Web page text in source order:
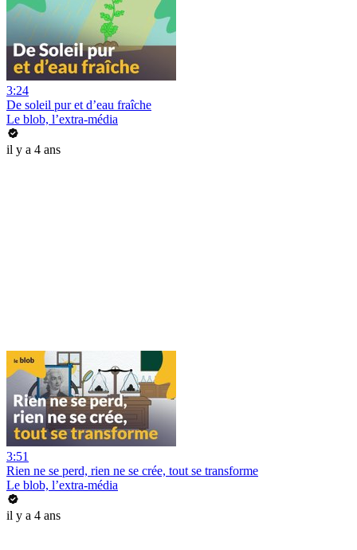
3:24
De soleil pur et d’eau fraîche
Le blob, l’extra-média
il y a 4 ans
3:51
Rien ne se perd, rien ne se crée, tout se transforme
Le blob, l’extra-média
il y a 4 ans